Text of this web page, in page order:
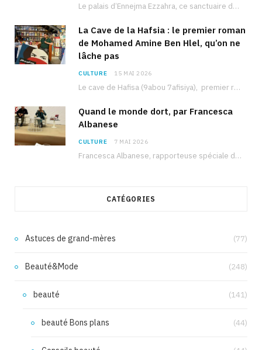
Le palais d’Ennejma Ezzahra, ce sanctuaire de la musique tunisienne et méditerranéenne construit par le…
La Cave de la Hafsia : le premier roman
de Mohamed Amine Ben Hlel, qu’on ne
lâche pas
CULTURE 15 MAI 2026
Le cave de Hafisa (9abou 7afisiya), premier roman du journaliste tunisien Mohamed Amine Ben Hlel,…
Quand le monde dort, par Francesca
Albanese
CULTURE 7 MAI 2026
Francesca Albanese, rapporteuse spéciale de l’ONU sur les territoires palestiniens occupés, était à Tunis pour…
CATÉGORIES
Astuces de grand-mères (77)
Beauté&Mode (248)
beauté (141)
beauté Bons plans (44)